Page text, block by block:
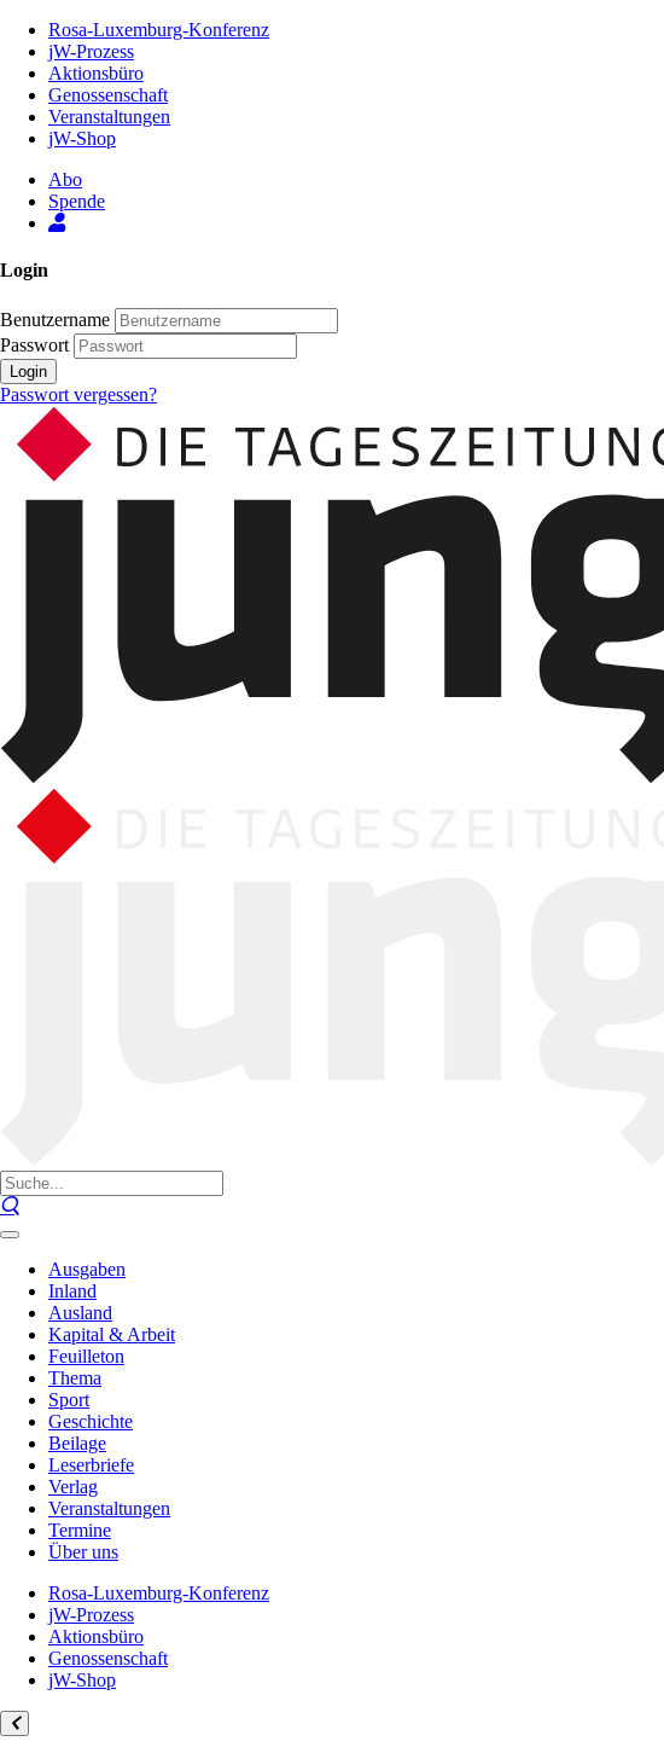
Inhalt
Seite
Rosa-Luxemburg-Konferenz
jW-Prozess
Aktionsbüro
Genossenschaft
Veranstaltungen
jW-Shop
Abo
Spende
Login
Benutzername
Passwort
Login
Passwort vergessen?
Ausgaben
Inland
Ausland
Kapital & Arbeit
Feuilleton
Thema
Sport
Geschichte
Beilage
Leserbriefe
Verlag
Veranstaltungen
Termine
Über uns
Rosa-Luxemburg-Konferenz
jW-Prozess
Aktionsbüro
Genossenschaft
jW-Shop